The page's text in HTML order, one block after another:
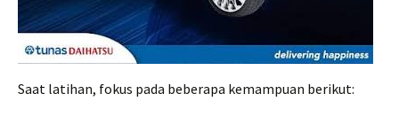
Saat latihan, fokus pada beberapa kemampuan berikut: